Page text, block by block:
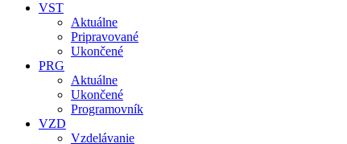
VST
Aktuálne
Pripravované
Ukončené
PRG
Aktuálne
Ukončené
Programovník
VZD
Vzdelávanie